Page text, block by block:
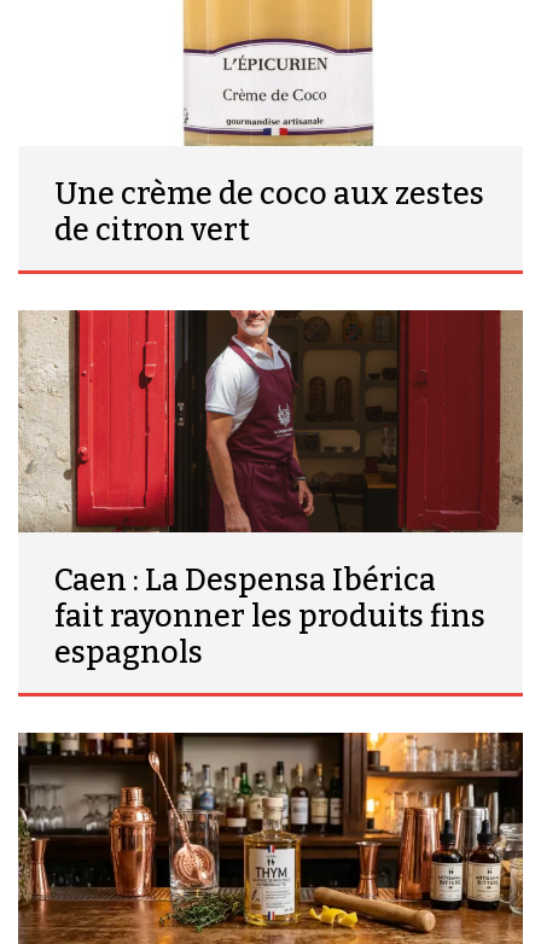
Une crème de coco aux zestes
de citron vert
Caen : La Despensa Ibérica
fait rayonner les produits fins
espagnols